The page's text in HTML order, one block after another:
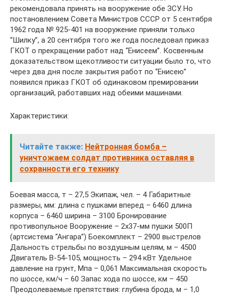
рекомендовала принять на вооружение обе ЗСУ. Но
постановлением Совета Министров СССР от 5 сентября
1962 года № 925-401 на вооружение приняли только
“Шилку”, а 20 сентября того же года последовал приказ
ГКОТ о прекращении работ над “Енисеем”. Косвенным
доказательством щекотливости ситуации было то, что
через два дня после закрытия работ по “Енисею”
появился приказ ГКОТ об одинаковом премировании
организаций, работавших над обеими машинами.
Характеристики:
Читайте также: Нейтронная бомба –
уничтожаем солдат противника оставляя в
сохранности его технику
Боевая масса, т – 27,5 Экипаж, чел. – 4 Габаритные
размеры, мм: длина с пушками вперед – 6460 длина
корпуса – 6460 ширина – 3100 Бронирование
противопульное Вооружение – 2х37-мм пушки 500П
(артсистема “Ангара”) Боекомплект – 2900 выстрелов
Дальность стрельбы по воздушным целям, м – 4500
Двигатель В-54-105, мощность – 294 кВт Удельное
давление на грунт, Мпа – 0,061 Максимальная скорость
по шоссе, км/ч – 60 Запас хода по шоссе, км – 450
Преодолеваемые препятствия: глубина брода, м – 1,0